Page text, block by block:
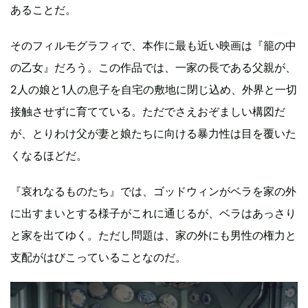
あることだ。
そのフィルモグラフィで、本作に最も近い映画は『籠の中
の乙女』だろう。この作品では、一家の長である父親が、
2人の娘と1人の息子を自宅の敷地に閉じ込め、外界と一切
接触させずに育てている。ただでさえおぞましい構図だ
が、とりわけ父が妻と娘たちに向ける暴力性は目を覆いた
くなるほどだ。
『哀れなるものたち』では、ゴッドウィンがベラを家の外
に出すまいとする様子がこれに通じるが、ベラはあっさり
と家を出てゆく。ただし問題は、家の外にも男性の権力と
支配がはびこっていることなのだ。